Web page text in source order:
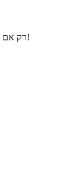
רק אםלא עזר לכם, אנא דווחו על שגיאה!